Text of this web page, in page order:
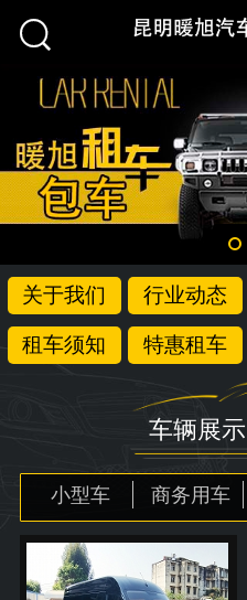

关于我们 行业动态
租车须知 特惠租车
车辆展示
小型车 商务用车